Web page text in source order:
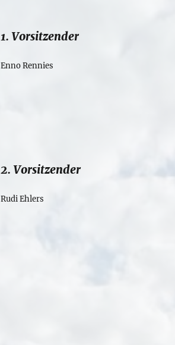
1. Vorsitzender
Enno Rennies
2. Vorsitzender
Rudi Ehlers